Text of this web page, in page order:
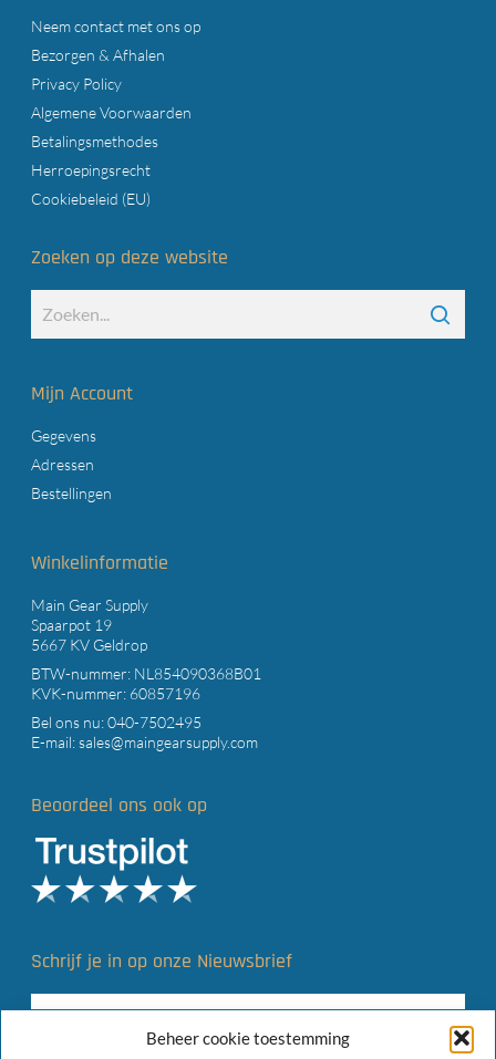
Beheer cookie toestemming
Neem contact met ons op
Bezorgen & Afhalen
Privacy Policy
Algemene Voorwaarden
Betalingsmethodes
Herroepingsrecht
Cookiebeleid (EU)
Zoeken op deze website
Mijn Account
Gegevens
Adressen
Bestellingen
Winkelinformatie
Main Gear Supply
Spaarpot 19
5667 KV Geldrop
BTW-nummer: NL854090368B01
KVK-nummer: 60857196
Bel ons nu:040-7502495
E-mail:sales@maingearsupply.com
Beoordeel ons ook op
Schrijf je in op onze Nieuwsbrief